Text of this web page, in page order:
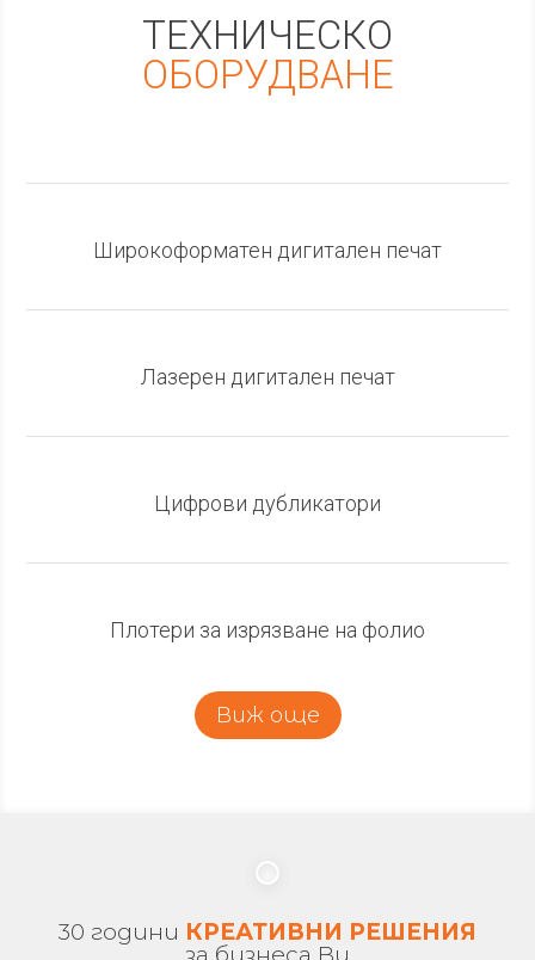
ТЕХНИЧЕСКО
ОБОРУДВАНЕ
Широкоформатен дигитален печат
Лазерен дигитален печат
Цифрови дубликатори
Плотери за изрязване на фолио
Виж още
30 години КРЕАТИВНИ РЕШЕНИЯ